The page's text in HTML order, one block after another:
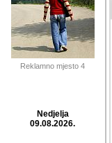
Reklamno mjesto 4